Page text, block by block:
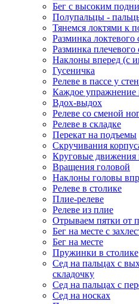
Бег с высоким
Полупальцы -
Тянемся локтями к
Разминка локтевого
Разминка плечевого
Наклоны вперед (с
Гусеничка
Релеве в пассе у
Каждое упражнение
Вдох-выдох
Релеве со сменой
Релеве в складке
Перекат на подъемы
Скручивания
Круговые движения
Вращения головой
Наклоны головы
Релеве в столике
Плие-релеве
Релеве из плие
Отрываем пятки от
Бег на месте с
Бег на месте
Пружинки в столике
Сед на пальцах с
складочку
Сед на пальцах с
Сед на носках